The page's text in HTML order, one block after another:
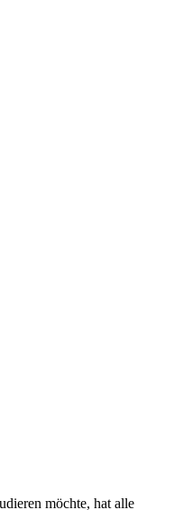
möchte, hat alle